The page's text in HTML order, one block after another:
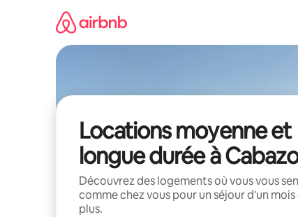
Locations moyenne et
longue durée à
Découvrez des logements où vous vous
comme chez vous pour un séjour d'un mois
plus.